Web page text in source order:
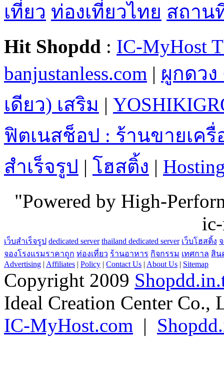
เที่ยว ท่องเที่ยวไทย สถาน
Hit Shopdd : IC-MyHost
banjustanless.com | ผูกดวง
เดียว) เสริม |
ฟิตเนสช็อป : ร้านขายเค
สำเร็จรูป | โฮสติ้ง |
"Powered by High-
เว็บสำเร็จรูป dedicated server thailand dedicated server เว็บโฮสติ้ง
จองโรงแรมราคาถูก ท่องเที่ยว ร้านอาหาร กิจกรรม เทศกาล สิน
Advertising | Affiliates | Policy | Contact Us | About Us | Sitemap
Copyright 2009
Ideal Creation Center Co.,
IC-MyHost.com |